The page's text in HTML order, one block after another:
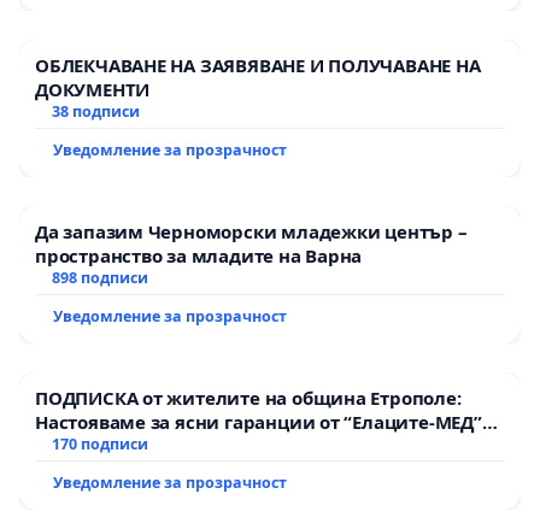
ОБЛЕКЧАВАНЕ НА ЗАЯВЯВАНЕ И ПОЛУЧАВАНЕ НА
ДОКУМЕНТИ
38 подписи
Уведомление за прозрачност
Да запазим Черноморски младежки център –
пространство за младите на Варна
898 подписи
Уведомление за прозрачност
ПОДПИСКА от жителите на община Етрополе:
Настояваме за ясни гаранции от “Елаците-МЕД”
АД и от държавата, че ще се изпълнят всички
170 подписи
Уведомление за прозрачност